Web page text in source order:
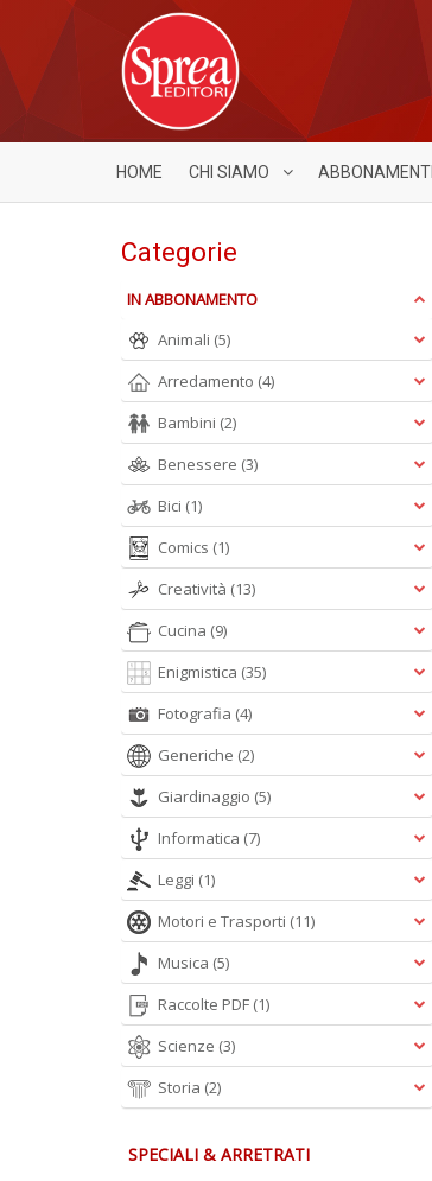
HOME CHI SIAMO ABBONAMENTI
Vintage
Dimora D'artista Dalla
Freschezza Estiva
Categorie
IN ABBONAMENTO
Animali (5)
Arredamento (4)
Bambini (2)
Benessere (3)
Bici (1)
Comics (1)
Creatività (13)
Cucina (9)
Enigmistica (35)
Fotografia (4)
Generiche (2)
Giardinaggio (5)
Informatica (7)
Leggi (1)
Motori e Trasporti (11)
Musica (5)
Raccolte PDF (1)
Scienze (3)
Storia (2)
SPECIALI & ARRETRATI